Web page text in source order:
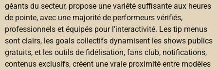
géants du secteur, propose une variété suffisante aux heures
de pointe, avec une majorité de performeurs vérifiés,
professionnels et équipés pour l’interactivité. Les tip menus
sont clairs, les goals collectifs dynamisent les shows publics
gratuits, et les outils de fidélisation, fans club, notifications,
contenus exclusifs, créent une vraie proximité entre modèles